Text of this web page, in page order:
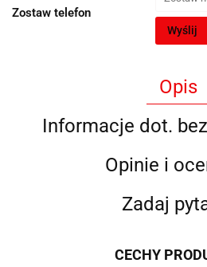
Zostaw telefon
Wyślij
Opis
Informacje dot.
Opinie i
Zadaj
CECHY